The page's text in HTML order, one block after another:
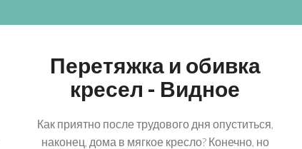
Перетяжка и обивка
кресел - Видное
Как приятно после трудового дня опуститься,
наконец, дома в мягкое кресло? Конечно, но